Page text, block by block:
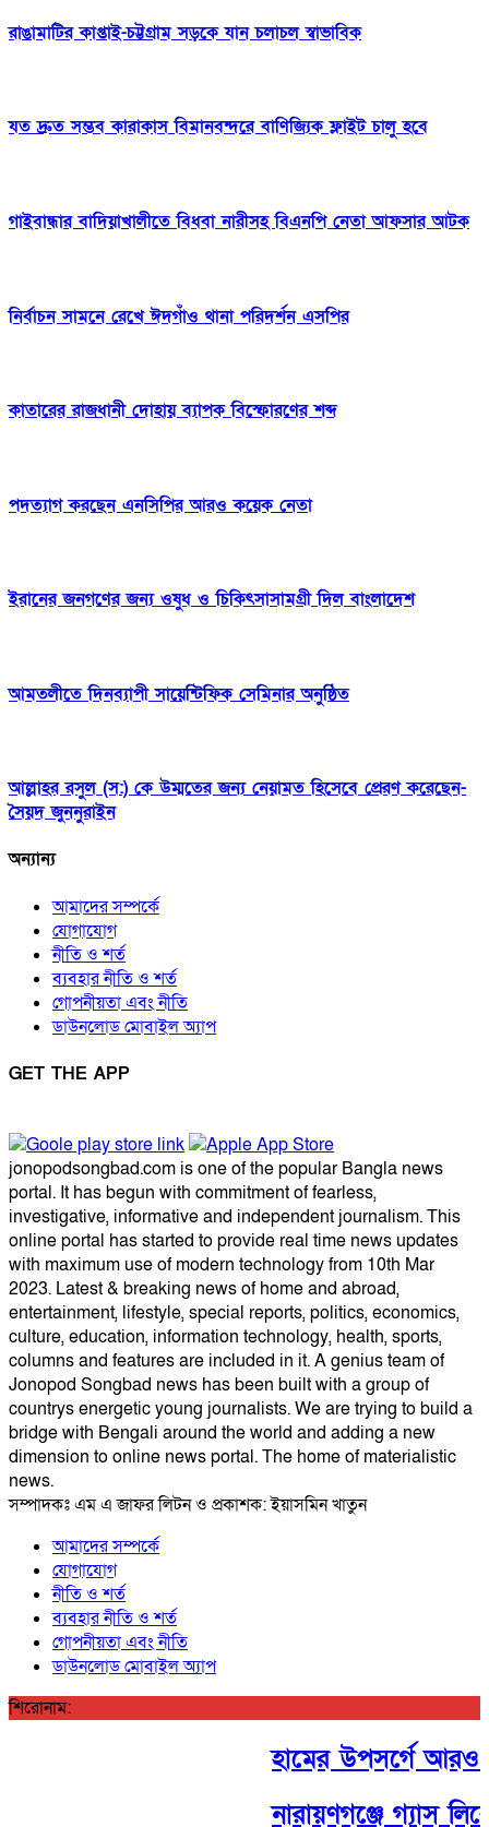
রাঙামাটির কাপ্তাই-চট্টগ্রাম সড়কে যান চলাচল স্বাভাবিক
যত দ্রুত সম্ভব কারাকাস বিমানবন্দরে বাণিজ্যিক ফ্লাইট চালু হবে
গাইবান্ধার বাদিয়াখালীতে ‎বিধবা নারীসহ বিএনপি নেতা আফসার আটক
নির্বাচন সামনে রেখে ঈদগাঁও থানা পরিদর্শন এসপির
কাতারের রাজধানী দোহায় ব্যাপক বিস্ফোরণের শব্দ
পদত্যাগ করছেন এনসিপির আরও কয়েক নেতা
ইরানের জনগণের জন্য ওষুধ ও চিকিৎসাসামগ্রী দিল বাংলাদেশ
আমতলীতে দিনব্যাপী সায়েন্টিফিক সেমিনার অনুষ্ঠিত
আল্লাহর রসুল (স:) কে উম্মতের জন্য নেয়ামত হিসেবে প্রেরণ করেছেন-
সৈয়দ জুননুরাইন
অন্যান্য
আমাদের সম্পর্কে
যোগাযোগ
নীতি ও শর্ত
ব্যবহার নীতি ও শর্ত
গোপনীয়তা এবং নীতি
ডাউনলোড মোবাইল অ্যাপ
GET THE APP
jonopodsongbad.com is one of the popular Bangla news
portal. It has begun with commitment of fearless,
investigative, informative and independent journalism. This
online portal has started to provide real time news updates
with maximum use of modern technology from 10th Mar
2023. Latest & breaking news of home and abroad,
entertainment, lifestyle, special reports, politics, economics,
culture, education, information technology, health, sports,
columns and features are included in it. A genius team of
Jonopod Songbad news has been built with a group of
countrys energetic young journalists. We are trying to build a
bridge with Bengali around the world and adding a new
dimension to online news portal. The home of materialistic
news.
সম্পাদকঃ এম এ জাফর লিটন ও প্রকাশক: ইয়াসমিন খাতুন
আমাদের সম্পর্কে
যোগাযোগ
নীতি ও শর্ত
ব্যবহার নীতি ও শর্ত
গোপনীয়তা এবং নীতি
ডাউনলোড মোবাইল অ্যাপ
শিরোনাম:
হামের উপসর্গে আরও
নারায়ণগঞ্জে গ্যাস